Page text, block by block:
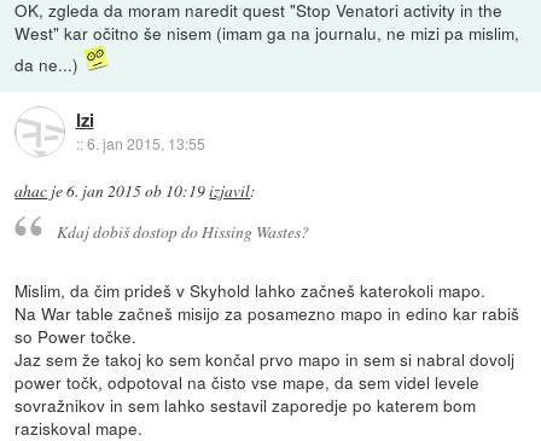
OK, zgleda da moram naredit quest "Stop Venatori activity in the
West" kar očitno še nisem (imam ga na journalu, ne mizi pa mislim,
da ne...)
Izi
::6. jan 2015, 13:55
ahac je6. jan 2015 ob 10:19izjavil:
Kdaj dobiš dostop do Hissing Wastes?
Mislim, da čim prideš v Skyhold lahko začneš katerokoli mapo.
Na War table začneš misijo za posamezno mapo in edino kar rabiš
so Power točke.
Jaz sem že takoj ko sem končal prvo mapo in sem si nabral dovolj
power točk, odpotoval na čisto vse mape, da sem videl levele
sovražnikov in sem lahko sestavil zaporedje po katerem bom
raziskoval mape.